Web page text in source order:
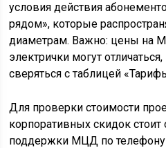
условия действия
рядом», которые
диаметрам. Важно: цены на
электрички могут
сверяться с таблицей
Для проверки стоимости
корпоративных скидок стоит
поддержки МЦД по телефону